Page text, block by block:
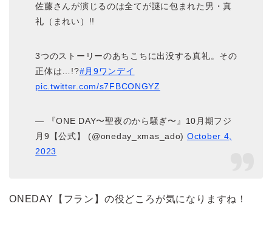
佐藤さんが演じるのは全てが謎に包まれた男・真
礼（まれい）!!
3つのストーリーのあちこちに出没する真礼。その
正体は…!?#月9ワンデイ
pic.twitter.com/s7FBCONGYZ
— 『ONE DAY〜聖夜のから騒ぎ〜』10月期フジ
月9【公式】 (@oneday_xmas_ado) October 4,
2023
ONEDAY【フラン】の役どころが気になりますね！